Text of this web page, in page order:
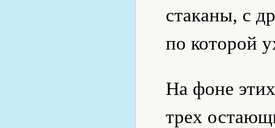
стаканы, с
по которой
На фоне
трех